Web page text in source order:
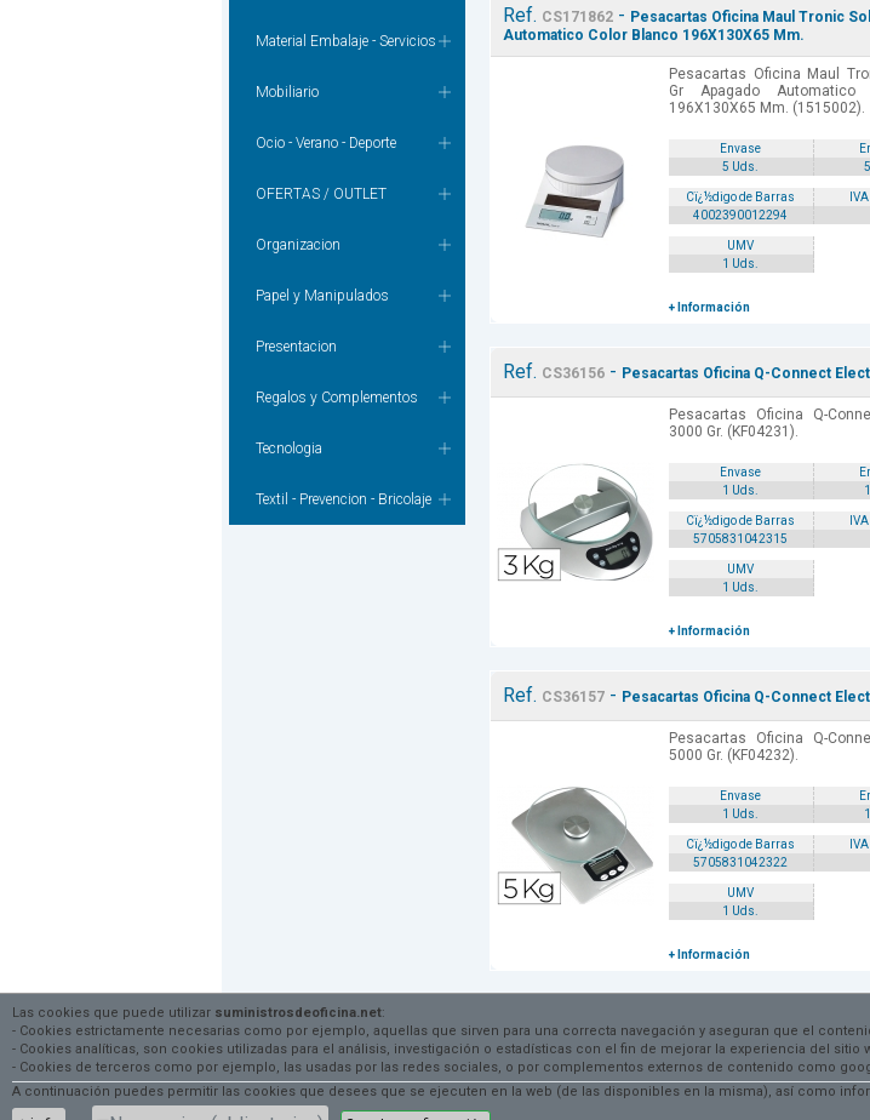
Las cookies que puede utilizar suministrosdeoficina.net:
- Cookies estrictamente necesarias como por ejemplo, aquellas que sirven para una correcta navegación y aseguran que el
- Cookies analíticas, son cookies utilizadas para el análisis, investigación o estadísticas con el fin de mejorar la experiencia del
- Cookies de terceros como por ejemplo, las usadas por las redes sociales, o por complementos externos de contenido como
A continuación puedes permitir las cookies que desees que se ejecuten en la web (de las disponibles en la misma), así como
Material Embalaje - Servicios
Mobiliario
Ocio - Verano - Deporte
OFERTAS / OUTLET
Organizacion
Papel y Manipulados
Presentacion
Regalos y Complementos
Tecnologia
Textil - Prevencion - Bricolaje
Ref. CS171862 - Pesacartas Oficina Maul Tronic
Automatico Color Blanco 196X130X65 Mm.
Pesacartas Oficina Maul
Gr Apagado Automatico
196X130X65 Mm. (1515002).
Envase
5 Uds.
Cï¿½digo de Barras
4002390012294
UMV
1 Uds.
+ Información
Ref. CS36156 - Pesacartas Oficina Q-Connect
Pesacartas Oficina Q-
3000 Gr. (KF04231).
Envase
1 Uds.
Cï¿½digo de Barras
5705831042315
UMV
1 Uds.
+ Información
Ref. CS36157 - Pesacartas Oficina Q-Connect
Pesacartas Oficina Q-
5000 Gr. (KF04232).
Envase
1 Uds.
Cï¿½digo de Barras
5705831042322
UMV
1 Uds.
+ Información
ATRÁS